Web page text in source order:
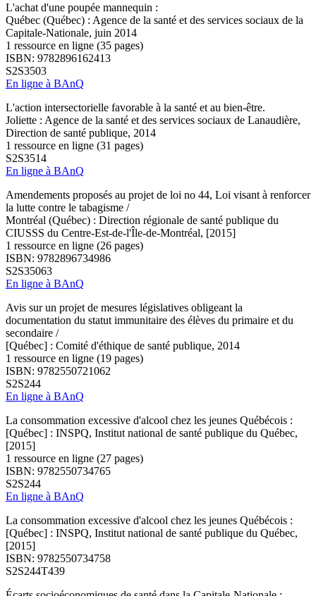
L'achat d'une poupée mannequin :
Québec (Québec) : Agence de la santé et des services sociaux de la
Capitale-Nationale, juin 2014
1 ressource en ligne (35 pages)
ISBN: 9782896162413
S2S3503
En ligne à BAnQ
L'action intersectorielle favorable à la santé et au bien-être.
Joliette : Agence de la santé et des services sociaux de Lanaudière,
Direction de santé publique, 2014
1 ressource en ligne (31 pages)
S2S3514
En ligne à BAnQ
Amendements proposés au projet de loi no 44, Loi visant à renforcer
la lutte contre le tabagisme /
Montréal (Québec) : Direction régionale de santé publique du
CIUSSS du Centre-Est-de-l'Île-de-Montréal, [2015]
1 ressource en ligne (26 pages)
ISBN: 9782896734986
S2S35063
En ligne à BAnQ
Avis sur un projet de mesures législatives obligeant la
documentation du statut immunitaire des élèves du primaire et du
secondaire /
[Québec] : Comité d'éthique de santé publique, 2014
1 ressource en ligne (19 pages)
ISBN: 9782550721062
S2S244
En ligne à BAnQ
La consommation excessive d'alcool chez les jeunes Québécois :
[Québec] : INSPQ, Institut national de santé publique du Québec,
[2015]
1 ressource en ligne (27 pages)
ISBN: 9782550734765
S2S244
En ligne à BAnQ
La consommation excessive d'alcool chez les jeunes Québécois :
[Québec] : INSPQ, Institut national de santé publique du Québec,
[2015]
ISBN: 9782550734758
S2S244T439